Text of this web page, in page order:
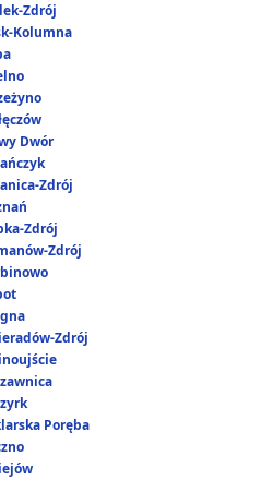
Zdrój
Kolumna
Dwór
Zdrój
Zdrój
Zdrój
Zdrój
Poręba